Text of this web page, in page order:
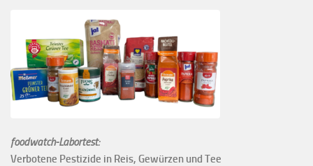
foodwatch-Labortest:
Verbotene Pestizide in Reis, Gewürzen und Tee